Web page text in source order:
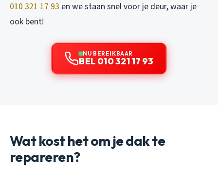
010 321 17 93 en we staan snel voor je deur, waar je
ook bent!
NU BEREIKBAAR
BEL 010 321 17 93
Wat kost het om je dak te
repareren?